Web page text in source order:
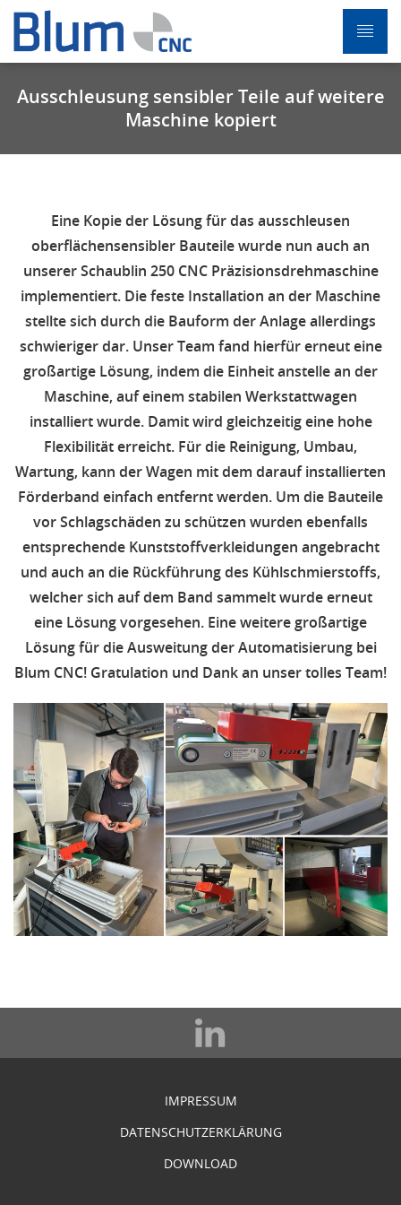
Ausschleusung sensibler Teile auf weitere
Maschine kopiert
Eine Kopie der Lösung für das ausschleusen
oberflächensensibler Bauteile wurde nun auch an
unserer Schaublin 250 CNC Präzisionsdrehmaschine
implementiert. Die feste Installation an der Maschine
stellte sich durch die Bauform der Anlage allerdings
schwieriger dar. Unser Team fand hierfür erneut eine
großartige Lösung, indem die Einheit anstelle an der
Maschine, auf einem stabilen Werkstattwagen
installiert wurde. Damit wird gleichzeitig eine hohe
Flexibilität erreicht. Für die Reinigung, Umbau,
Wartung, kann der Wagen mit dem darauf installierten
Förderband einfach entfernt werden. Um die Bauteile
vor Schlagschäden zu schützen wurden ebenfalls
entsprechende Kunststoffverkleidungen angebracht
und auch an die Rückführung des Kühlschmierstoffs,
welcher sich auf dem Band sammelt wurde erneut
eine Lösung vorgesehen. Eine weitere großartige
Lösung für die Ausweitung der Automatisierung bei
Blum CNC! Gratulation und Dank an unser tolles Team!
IMPRESSUM
DATENSCHUTZERKLÄRUNG
DOWNLOAD